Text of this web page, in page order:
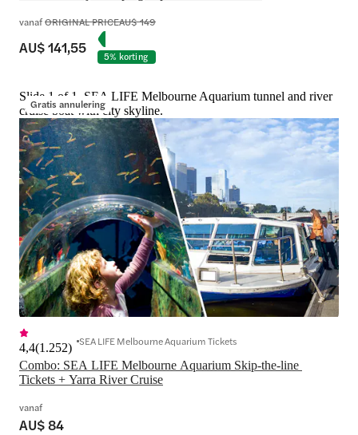
vanafORIGINAL PRICEAU$ 149
AU$ 141,55 5% korting
Gratis annulering
Slide 1 of 1, SEA LIFE Melbourne Aquarium tunnel and river
cruise boat with city skyline.
Combo: SEA LIFE Melbourne Aquarium Skip-the-line
Tickets + Yarra River Cruise
4,4(1.252) SEA LIFE Melbourne Aquarium Tickets
vanaf
AU$ 84